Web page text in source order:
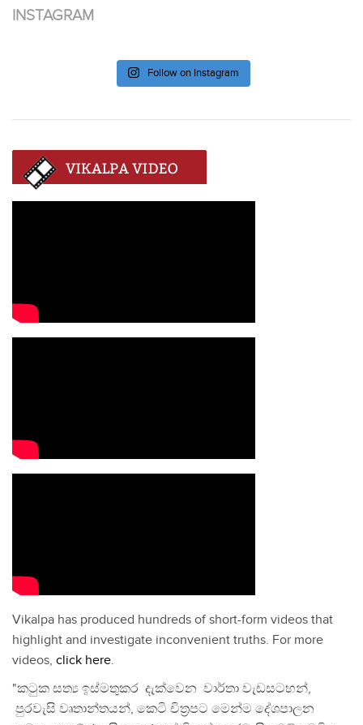
INSTAGRAM
Follow on Instagram
Vikalpa has produced hundreds of short-form videos that
highlight and investigate inconvenient truths. For more
videos, click here.
"කටුක සත්‍ය ඉස්මතුකර දැක්වෙන වාර්තා වැඩසටහන්,
පුරවැසි වෘතාන්තයන්, කෙටි චිත්‍රපට මෙන්ම දේශපාලන